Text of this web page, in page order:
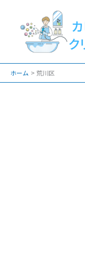
キ
ホーム 荒川区